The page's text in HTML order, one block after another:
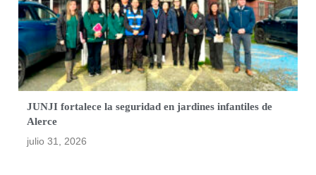
JUNJI fortalece la seguridad en jardines infantiles de
Alerce
julio 31, 2026